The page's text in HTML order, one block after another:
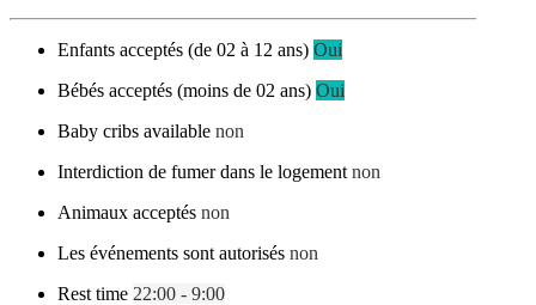
Enfants acceptés (de 02 à 12 ans) Oui
Bébés acceptés (moins de 02 ans) Oui
Baby cribs available non
Interdiction de fumer dans le logement non
Animaux acceptés non
Les événements sont autorisés non
Rest time 22:00 - 9:00